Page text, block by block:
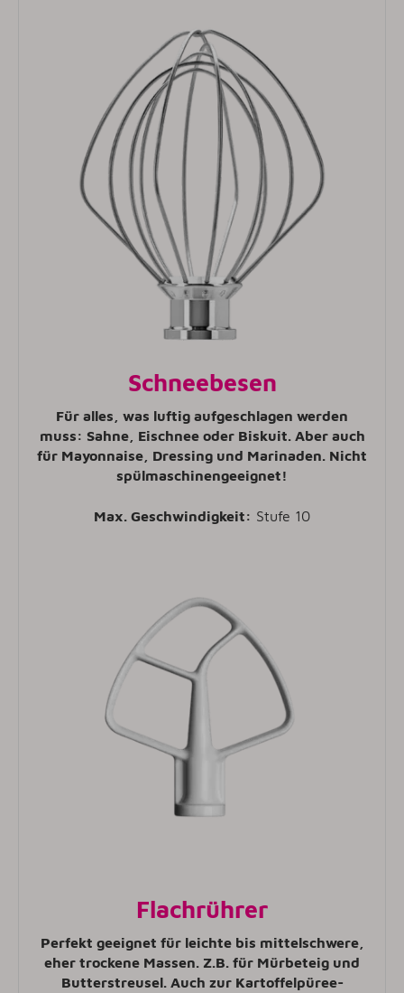
Schneebesen
Für alles, was luftig aufgeschlagen werden
muss: Sahne, Eischnee oder Biskuit. Aber auch
für Mayonnaise, Dressing und Marinaden. Nicht
spülmaschinengeeignet!
Max. Geschwindigkeit: Stufe 10
Flachrührer
Perfekt geeignet für leichte bis mittelschwere,
eher trockene Massen. Z.B. für Mürbeteig und
Butterstreusel. Auch zur Kartoffelpüree-